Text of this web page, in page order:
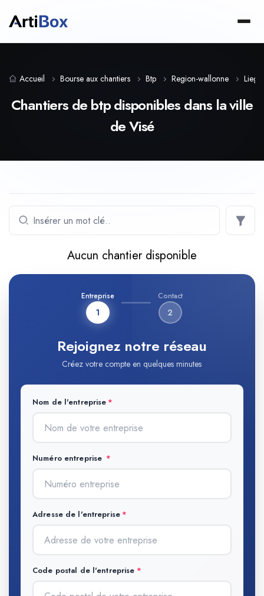
Accueil Bourse aux chantiers Btp Region-wallonne Liege
Chantiers de btp disponibles dans la ville
de Visé
Aucun chantier disponible
Entreprise
1
Contact
2
Rejoignez notre réseau
Créez votre compte en quelques minutes
Nom de l'entreprise
Numéro entreprise
Adresse de l'entreprise
Code postal de l'entreprise